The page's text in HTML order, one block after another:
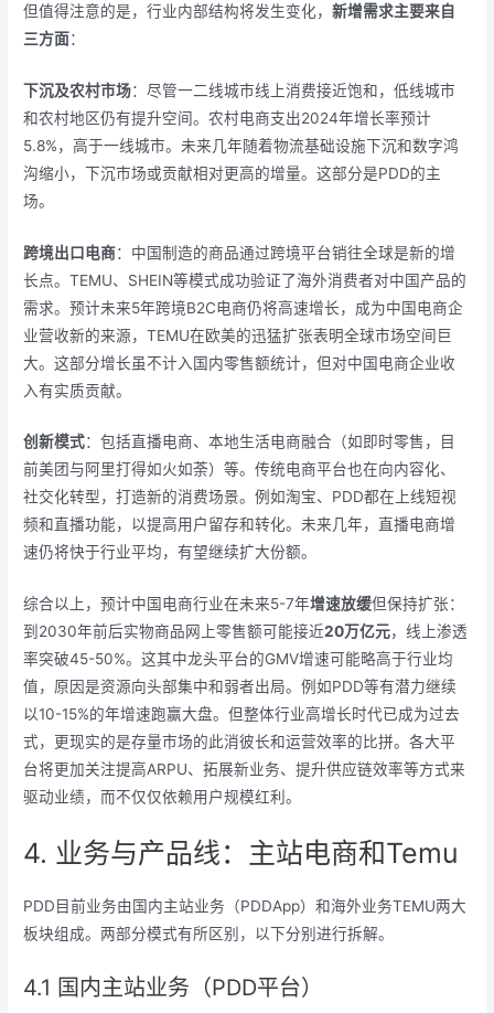
但值得注意的是，行业内部结构将发生变化，新增需求主要来自
三方面：
下沉及农村市场：尽管一二线城市线上消费接近饱和，低线城市
和农村地区仍有提升空间。农村电商支出2024年增长率预计
5.8%，高于一线城市。未来几年随着物流基础设施下沉和数字鸿
沟缩小，下沉市场或贡献相对更高的增量。这部分是PDD的主
场。
跨境出口电商：中国制造的商品通过跨境平台销往全球是新的增
长点。TEMU、SHEIN等模式成功验证了海外消费者对中国产品的
需求。预计未来5年跨境B2C电商仍将高速增长，成为中国电商企
业营收新的来源，TEMU在欧美的迅猛扩张表明全球市场空间巨
大。这部分增长虽不计入国内零售额统计，但对中国电商企业收
入有实质贡献。
创新模式：包括直播电商、本地生活电商融合（如即时零售，目
前美团与阿里打得如火如荼）等。传统电商平台也在向内容化、
社交化转型，打造新的消费场景。例如淘宝、PDD都在上线短视
频和直播功能，以提高用户留存和转化。未来几年，直播电商增
速仍将快于行业平均，有望继续扩大份额。
综合以上，预计中国电商行业在未来5-7年增速放缓但保持扩张：
到2030年前后实物商品网上零售额可能接近20万亿元，线上渗透
率突破45-50%。这其中龙头平台的GMV增速可能略高于行业均
值，原因是资源向头部集中和弱者出局。例如PDD等有潜力继续
以10-15%的年增速跑赢大盘。但整体行业高增长时代已成为过去
式，更现实的是存量市场的此消彼长和运营效率的比拼。各大平
台将更加关注提高ARPU、拓展新业务、提升供应链效率等方式来
驱动业绩，而不仅仅依赖用户规模红利。
4. 业务与产品线：主站电商和Temu
PDD目前业务由国内主站业务（PDDApp）和海外业务TEMU两大
板块组成。两部分模式有所区别，以下分别进行拆解。
4.1 国内主站业务（PDD平台）